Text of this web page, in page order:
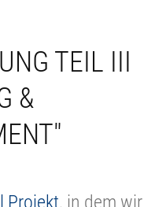
TEIL III
&
Projekt, in dem wir